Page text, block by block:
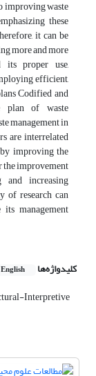
improving waste
these
it can be
more and more
its proper use,
efficient,
Codified and
plan of waste
management in
are interrelated
improving the
the improvement
increasing
of research can
management
کلیدواژه‌ها English
Interpretive